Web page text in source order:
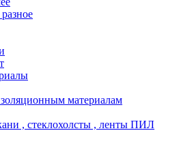
материалам
, стеклохолсты , ленты ПИЛ